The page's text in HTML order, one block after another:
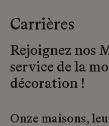
Carrières
Rejoignez nos
service de la
décoration !
Onze maisons,